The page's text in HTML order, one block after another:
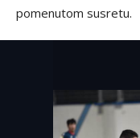
pomenutom susretu.